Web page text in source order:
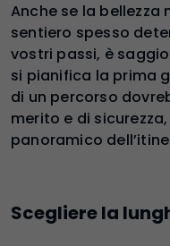
Anche se la
sentiero spesso
vostri passi, è
si pianifica la prima
di un percorso
merito e di
panoramico
Scegliere la